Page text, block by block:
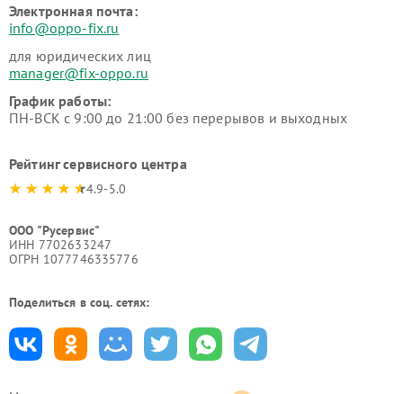
Электронная почта:
info@oppo-fix.ru
для юридических лиц
manager@fix-oppo.ru
График работы:
ПН-ВСК с 9:00 до 21:00 без перерывов и выходных
Рейтинг сервисного центра
4.9-5.0
ООО "Русервис"
ИНН 7702633247
ОГРН 1077746335776
Поделиться в соц. сетях: